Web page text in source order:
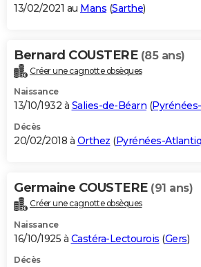
13/02/2021 au Mans (Sarthe)
Bernard COUSTERE (85 ans)
Créer une cagnotte obsèques
Naissance
13/10/1932 à Salies-de-Béarn (
Décès
20/02/2018 à Orthez (Pyrénées-
Germaine COUSTERE (91 ans)
Créer une cagnotte obsèques
Naissance
16/10/1925 à Castéra-Lectourois (Gers)
Décès